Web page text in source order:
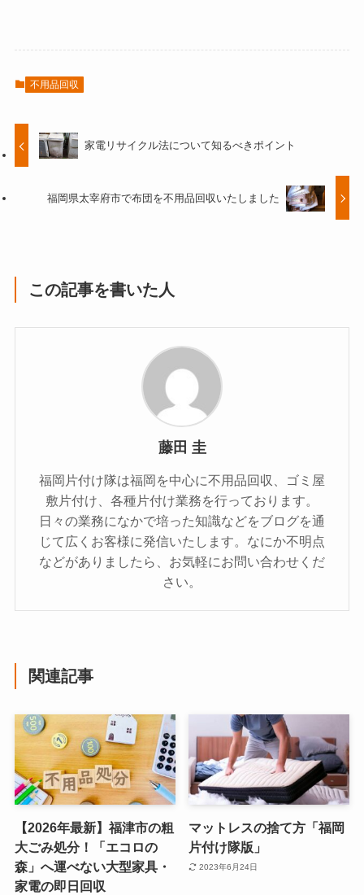
不用品回収
家電リサイクル法について知るべきポイント
福岡県太宰府市で布団を不用品回収いたしました
この記事を書いた人
藤田 圭
福岡片付け隊は福岡を中心に不用品回収、ゴミ屋
敷片付け、各種片付け業務を行っております。
日々の業務になかで培った知識などをブログを通
じて広くお客様に発信いたします。なにか不明点
などがありましたら、お気軽にお問い合わせくだ
さい。
関連記事
【2026年最新】福津市の粗
大ごみ処分！「エコロの
森」へ運べない大型家具・
家電の即日回収
マットレスの捨て方「福岡
片付け隊版」
2023年6月24日